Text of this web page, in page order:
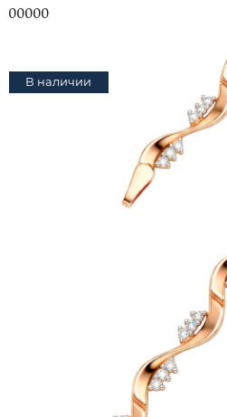
00000
В наличии